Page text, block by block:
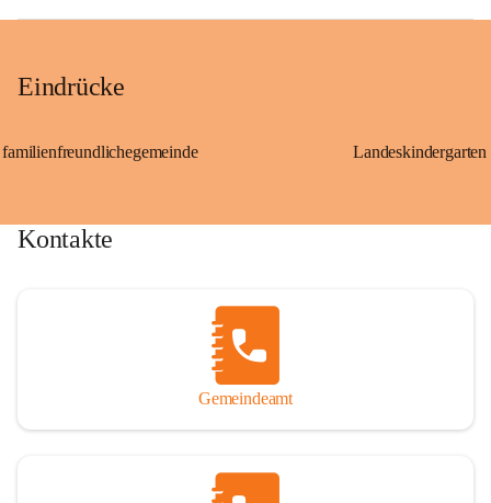
Eindrücke
familienfreundlichegemeinde
Kontakte
Gemeindeamt